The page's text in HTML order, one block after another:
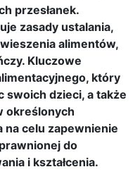
przesłanek.
zasady ustalania,
alimentów,
Kluczowe
który
swoich dzieci, a także
określonych
na celu zapewnienie
do
i kształcenia.